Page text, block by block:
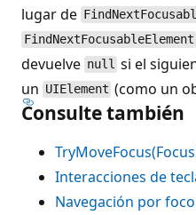
lugar de
FindNextFocusableElement
devuelve null si el
un UIElement (como un
Consulte también
Interacciones de
Navegación por